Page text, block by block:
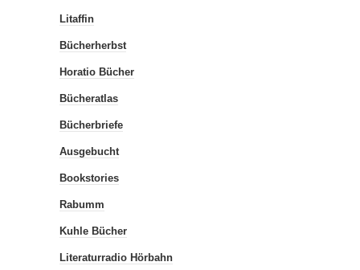
Litaffin
Bücherherbst
Horatio Bücher
Bücheratlas
Bücherbriefe
Ausgebucht
Bookstories
Rabumm
Kuhle Bücher
Literaturradio Hörbahn